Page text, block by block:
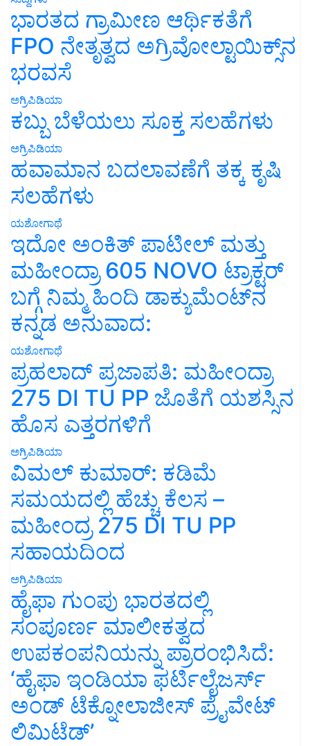
ಭಾರತದ ಗ್ರಾಮೀಣ ಆರ್ಥಿಕತೆಗೆ
FPO ನೇತೃತ್ವದ ಅಗ್ರಿವೋಲ್ಟಾಯಿಕ್ಸ್‌ನ
ಭರವಸೆ
ಅಗ್ರಿಪಿಡಿಯಾ
ಕಬ್ಬು ಬೆಳೆಯಲು ಸೂಕ್ತ ಸಲಹೆಗಳು
ಅಗ್ರಿಪಿಡಿಯಾ
ಹವಾಮಾನ ಬದಲಾವಣೆಗೆ ತಕ್ಕ ಕೃಷಿ
ಸಲಹೆಗಳು
ಯಶೋಗಾಥೆ
ಇದೋ ಅಂಕಿತ್ ಪಾಟೀಲ್ ಮತ್ತು
ಮಹೀಂದ್ರಾ 605 NOVO ಟ್ರಾಕ್ಟರ್
ಬಗ್ಗೆ ನಿಮ್ಮ ಹಿಂದಿ ಡಾಕ್ಯುಮೆಂಟ್‌ನ
ಕನ್ನಡ ಅನುವಾದ:
ಯಶೋಗಾಥೆ
ಪ್ರಹಲಾದ್ ಪ್ರಜಾಪತಿ: ಮಹೀಂದ್ರಾ
275 DI TU PP ಜೊತೆಗೆ ಯಶಸ್ಸಿನ
ಹೊಸ ಎತ್ತರಗಳಿಗೆ
ಅಗ್ರಿಪಿಡಿಯಾ
ವಿಮಲ್ ಕುಮಾರ್: ಕಡಿಮೆ
ಸಮಯದಲ್ಲಿ ಹೆಚ್ಚು ಕೆಲಸ –
ಮಹೀಂದ್ರ 275 DI TU PP
ಸಹಾಯದಿಂದ
ಅಗ್ರಿಪಿಡಿಯಾ
ಹೈಫಾ ಗುಂಪು ಭಾರತದಲ್ಲಿ
ಸಂಪೂರ್ಣ ಮಾಲೀಕತ್ವದ
ಉಪಕಂಪನಿಯನ್ನು ಪ್ರಾರಂಭಿಸಿದೆ:
‘ಹೈಫಾ ಇಂಡಿಯಾ ಫರ್ಟಿಲೈಜರ್ಸ್
ಅಂಡ್ ಟೆಕ್ನೋಲಾಜೀಸ್ ಪ್ರೈವೇಟ್
ಲಿಮಿಟೆಡ್’